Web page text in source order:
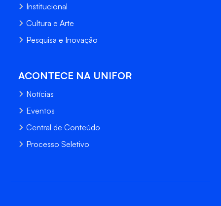
Institucional
Cultura e Arte
Pesquisa e Inovação
ACONTECE NA UNIFOR
Notícias
Eventos
Central de Conteúdo
Processo Seletivo